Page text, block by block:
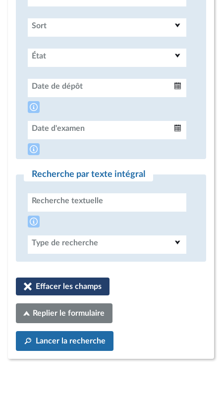
Sort
État
Date de dépôt
Date d'examen
Recherche par texte intégral
Recherche textuelle
Type de recherche
Effacer les champs
Replier le formulaire
Lancer la recherche